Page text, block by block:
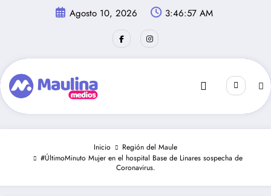
Agosto 10, 2026 3:46:58 AM
Inicio
Región del Maule
#ÚltimoMinuto Mujer en el hospital Base de Linares sospecha de
Coronavirus.